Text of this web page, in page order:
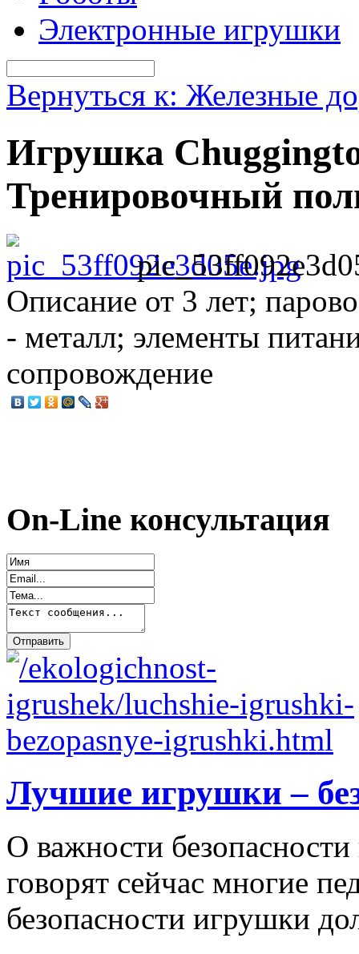
Электронные игрушки
Вернуться к: Железные
Игрушка
Тренировочный
Описание от 3 лет;
- металл; элементы
сопровождение
On-Line консультация
Лучшие игрушки –
О важности
говорят сейчас многие
безопасности игрушки